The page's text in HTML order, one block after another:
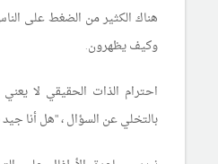
هناك الكثير من الضغط على
وكيف يظهرون.
احترام الذات الحقيقي لا
بالتخلي عن السؤال ، "هل أنا جيد